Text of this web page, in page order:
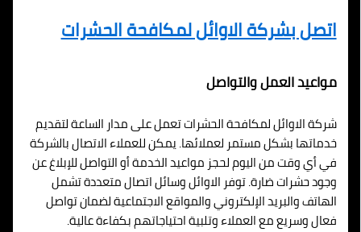
اتصل بشركة الاوائل لمكافحة الحشرات
مواعيد العمل والتواصل
شركة الاوائل لمكافحة الحشرات تعمل على مدار الساعة لتقديم
خدماتها بشكل مستمر لعملائها. يمكن للعملاء الاتصال بالشركة
في أي وقت من اليوم لحجز مواعيد الخدمة أو التواصل للإبلاغ عن
وجود حشرات ضارة. توفر الاوائل وسائل اتصال متعددة تشمل
الهاتف والبريد الإلكتروني والمواقع الاجتماعية لضمان تواصل
فعال وسريع مع العملاء وتلبية احتياجاتهم بكفاءة عالية.